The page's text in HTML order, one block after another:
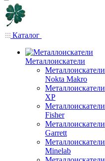
Каталог
Металлоискатели
Металлоискатели
Nokta Makro
Металлоискатели
XP
Металлоискатели
Fisher
Металлоискатели
Garrett
Металлоискатели
Minelab